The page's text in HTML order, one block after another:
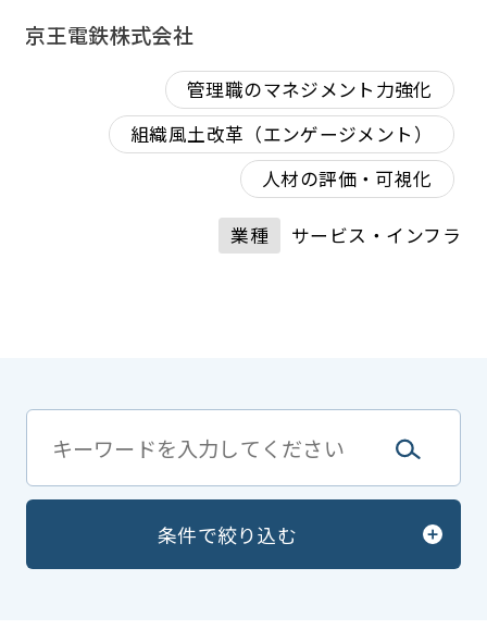
京王電鉄株式会社
管理職のマネジメント力強化
組織風土改革（エンゲージメント）
人材の評価・可視化
業種 サービス・インフラ
条件で絞り込む